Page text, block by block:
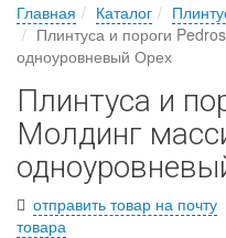
Главная
Каталог
Плинтуса и пороги
одноуровневый Орех
Плинтуса и
Молдинг
отправить товар на почту
товара